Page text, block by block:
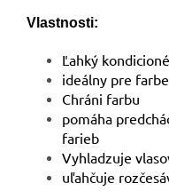
Vlastnosti:
Ľahký
ideálny pre
Chráni farbu
pomáha
farieb
Vyhladzuje
uľahčuje